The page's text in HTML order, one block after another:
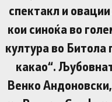
спектакл и
кои синоќа во
култура во Битола
какао“.
Венко